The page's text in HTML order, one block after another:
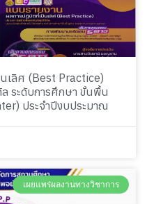
เลิศ (Best Practice)
ระดับการศึกษา ขั้นพื้น
ประจำปีงบประมาณ
เผยแพร่ผลงานทางวิชาการ